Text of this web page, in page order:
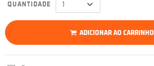
QUANTIDADE
ADICIONAR AO CARRINHO